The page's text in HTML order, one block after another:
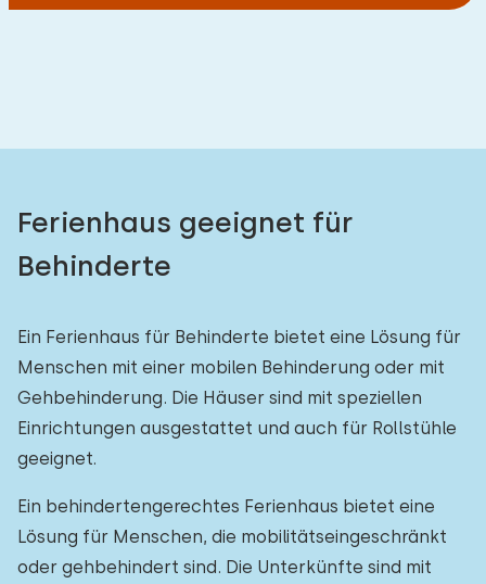
Ferienhaus geeignet für
Behinderte
Ein Ferienhaus für Behinderte bietet eine Lösung für
Menschen mit einer mobilen Behinderung oder mit
Gehbehinderung. Die Häuser sind mit speziellen
Einrichtungen ausgestattet und auch für Rollstühle
geeignet.
Ein behindertengerechtes Ferienhaus bietet eine
Lösung für Menschen, die mobilitätseingeschränkt
oder gehbehindert sind. Die Unterkünfte sind mit